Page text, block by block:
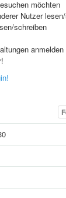
möchten
Nutzer
schreiben
anmelden